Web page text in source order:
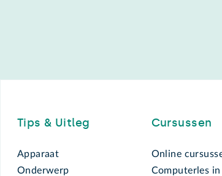
Tips & Uitleg
Apparaat
Onderwerp
Cursussen
Online
Computerles